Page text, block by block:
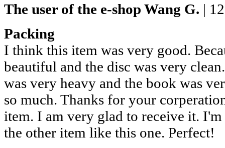
The user of the e-shop Wang G. |
Packing
I think this item was very good.
beautiful and the disc was very
was very heavy and the book was
so much. Thanks for your
item. I am very glad to receive it.
the other item like this one. Perfect!